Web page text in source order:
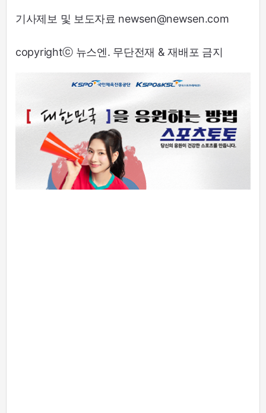
기사제보 및 보도자료 newsen@newsen.com
copyrightⓒ 뉴스엔. 무단전재 & 재배포 금지